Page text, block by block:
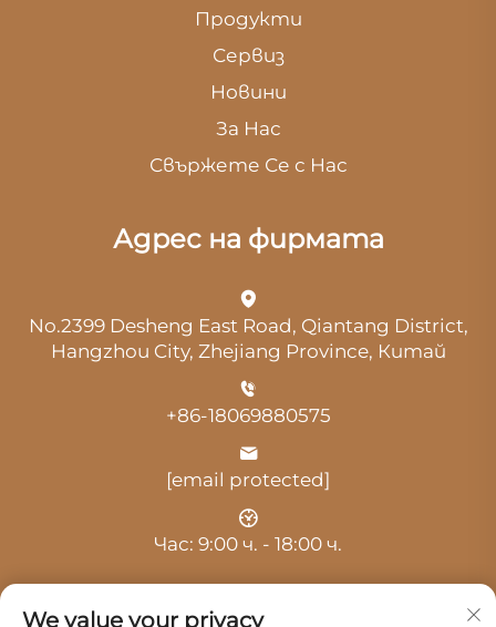
Продукти
Сервиз
Новини
За Нас
Свържете Се с Нас
Адрес на фирмата
No.2399 Desheng East Road, Qiantang District,
Hangzhou City, Zhejiang Province, Китай
+86-18069880575
[email protected]
Час: 9:00 ч. - 18:00 ч.
We value your privacy